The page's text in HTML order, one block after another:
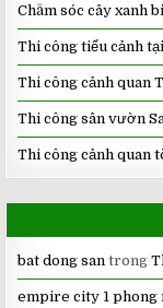
Chăm sóc cây xanh
Thi công tiểu cảnh
Thi công cảnh quan
Thi công sân vườn
Thi công cảnh quan
bat dong san trong
empire city 1 phong